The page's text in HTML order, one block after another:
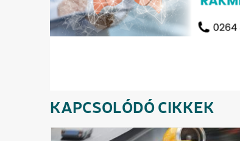
KAPCSOLÓDÓ CIKKEK